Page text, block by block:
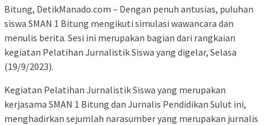
Bitung, DetikManado.com – Dengan penuh antusias, puluhan
siswa SMAN 1 Bitung mengikuti simulasi wawancara dan
menulis berita. Sesi ini merupakan bagian dari rangkaian
kegiatan Pelatihan Jurnalistik Siswa yang digelar, Selasa
(19/9/2023).
Kegiatan Pelatihan Jurnalistik Siswa yang merupakan
kerjasama SMAN 1 Bitung dan Jurnalis Pendidikan Sulut ini,
menghadirkan sejumlah narasumber yang merupakan jurnalis